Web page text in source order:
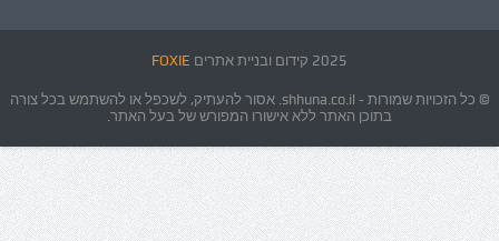
2025 קידום ובניית אתרים FOXIE
© כל הזכויות שמורות - shhuna.co.il. אסור להעתיק, לשכפל או להשתמש בכל צורה
בתוכן האתר ללא אישורו המפורש של בעל האתר.